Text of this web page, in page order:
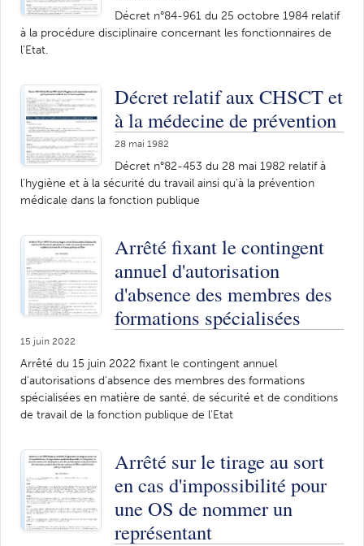
Décret n°84-961 du 25 octobre 1984 relatif
à la procédure disciplinaire concernant les fonctionnaires de
l'Etat.
Décret relatif aux CHSCT et
à la médecine de prévention
28 mai 1982
Décret n°82-453 du 28 mai 1982 relatif à
l'hygiène et à la sécurité du travail ainsi qu'à la prévention
médicale dans la fonction publique
Arrêté fixant le contingent
annuel d'autorisation
d'absence des membres des
formations spécialisées
15 juin 2022
Arrêté du 15 juin 2022 fixant le contingent annuel
d'autorisations d'absence des membres des formations
spécialisées en matière de santé, de sécurité et de conditions
de travail de la fonction publique de l'Etat
Arrêté sur le tirage au sort
en cas d'impossibilité pour
une OS de nommer un
représentant